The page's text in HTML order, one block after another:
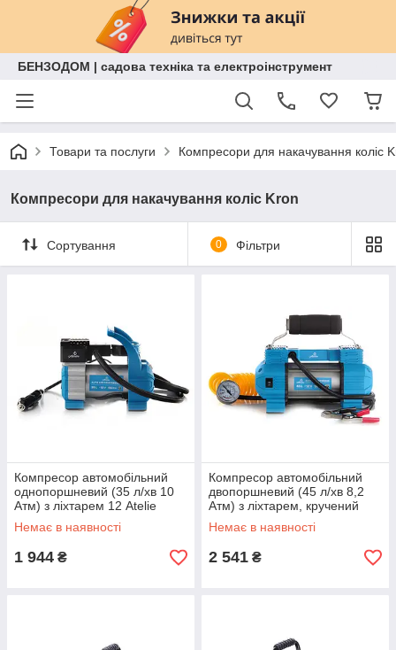
БЕНЗОДОМ | садова техніка та електроінструмент
Товари та послуги Компресори для накачування коліс
Компресори для накачування коліс Kron
Сортування 0 Фільтри
Компресор автомобільний
однопоршневий (35 л/хв 10
Атм) з ліхтарем 12 Atelie
Немає в наявності
1 944 ₴
Компресор автомобільний
двопоршневий (45 л/хв 8,2
Атм) з ліхтарем, кручений
шланг, клеми АКБ 12 Atelie
Немає в наявності
2 541 ₴